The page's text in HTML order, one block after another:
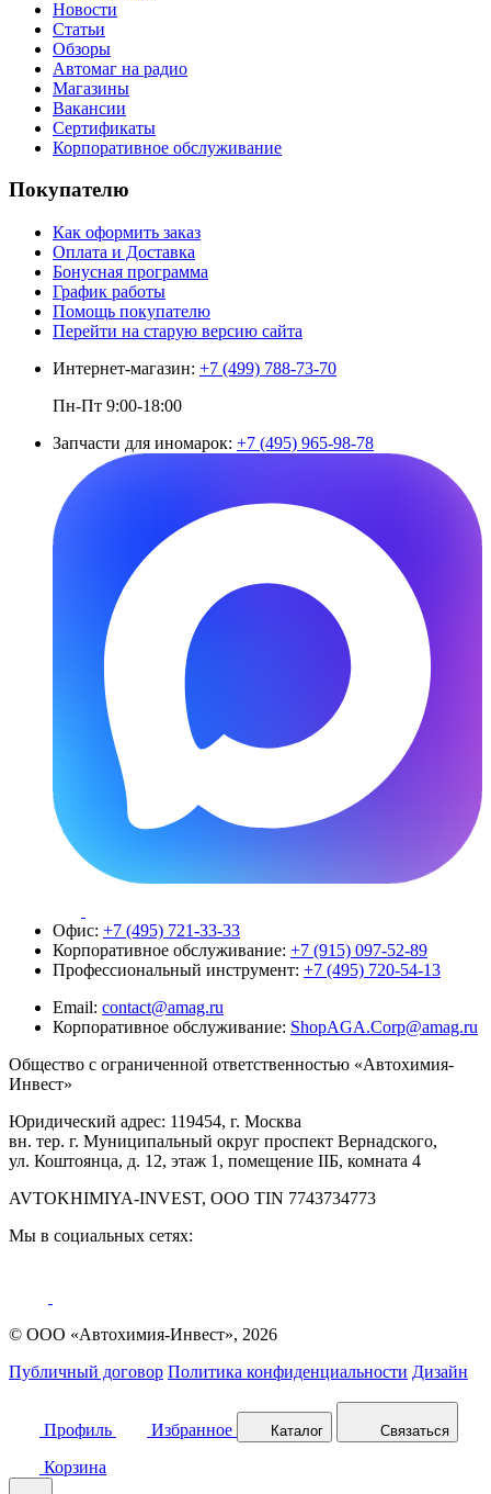
Новости
Статьи
Обзоры
Автомаг на радио
Магазины
Вакансии
Сертификаты
Корпоративное обслуживание
Покупателю
Как оформить заказ
Оплата и Доставка
Бонусная программа
График работы
Помощь покупателю
Перейти на старую версию сайта
Интернет-магазин: +7 (499) 788-73-70
Пн-Пт 9:00-18:00
Запчасти для иномарок: +7 (495) 965-98-78
Офис: +7 (495) 721-33-33
Корпоративное обслуживание: +7 (915) 097-52-89
Профессиональный инструмент: +7 (495) 720-54-13
Email: contact@amag.ru
Корпоративное обслуживание: ShopAGA.Corp@amag.ru
Общество с ограниченной ответственностью «Автохимия-
Инвест»
Юридический адрес: 119454, г. Москва
вн. тер. г. Муниципальный округ проспект Вернадского,
ул. Коштоянца, д. 12, этаж 1, помещение IIБ, комната 4
AVTOKHIMIYA-INVEST, OOO TIN 7743734773
Мы в социальных сетях:
© ООО «Автохимия-Инвест», 2026
Публичный договор Политика конфиденциальности Дизайн
Профиль Избранное Каталог Связаться
Корзина